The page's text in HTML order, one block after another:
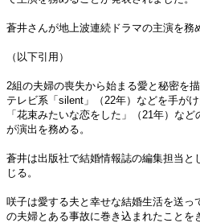
蒼井さんが地上波連続ドラマの主演を務
（以下引用）
2組の夫婦の喪失から始まる愛と秘密を
テレビ系「silent」（22年）などを手が
「花束みたいな恋をした」（21年）な
が演出を務める。
蒼井は出版社で結婚情報誌の編集担当と
じる。
咲子は愛する夫と幸せな結婚生活を送っ
の夫婦とある事故に巻き込まれたことを